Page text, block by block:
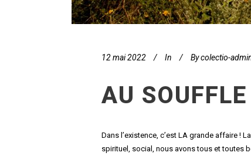
12 mai 2022 In Bycolectio-
AU
Dans l’existence, c’est LA grande affaire !
spirituel, social, nous avons tous et toutes